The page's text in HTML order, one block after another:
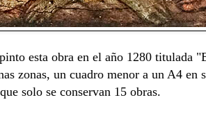
esta obra en el año 1280 titulada
zonas, un cuadro menor a un A4 en
solo se conservan 15 obras.